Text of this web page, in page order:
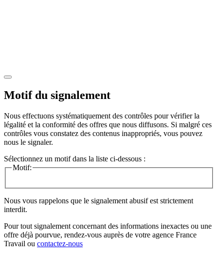
Motif du signalement
Nous effectuons systématiquement des contrôles pour vérifier la
légalité et la conformité des offres que nous diffusons. Si malgré ces
contrôles vous constatez des contenus inappropriés, vous pouvez
nous le signaler.
Sélectionnez un motif dans la liste ci-dessous :
Motif:
Nous vous rappelons que le signalement abusif est strictement
interdit.
Pour tout signalement concernant des informations inexactes ou une
offre déjà pourvue, rendez-vous auprès de votre agence France
Travail ou contactez-nous